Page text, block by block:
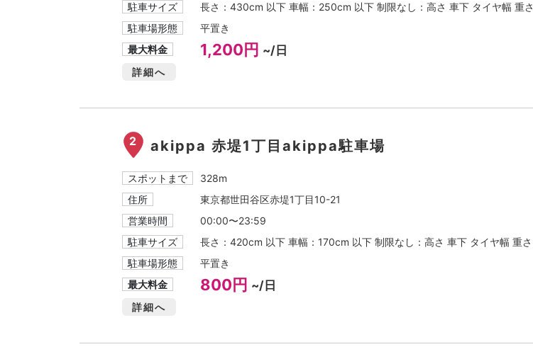
駐車サイズ
長さ：430cm 以下 車幅：250cm 以下 制限なし：高さ 車下 タイヤ幅 重さ
駐車場形態
平置き
最大料金
1,200円 ~/日
詳細へ
2 akippa 赤堤1丁目akippa駐車場
スポットまで
328m
住所
東京都世田谷区赤堤1丁目10-21
営業時間
00:00〜23:59
駐車サイズ
長さ：420cm 以下 車幅：170cm 以下 制限なし：高さ 車下 タイヤ幅 重さ
駐車場形態
平置き
最大料金
800円 ~/日
詳細へ